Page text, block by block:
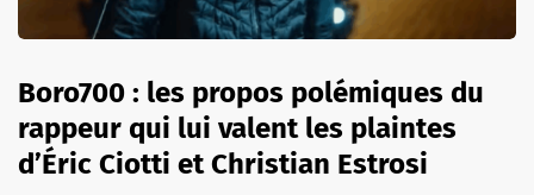
Boro700 : les propos polémiques du
rappeur qui lui valent les plaintes
d’Éric Ciotti et Christian Estrosi